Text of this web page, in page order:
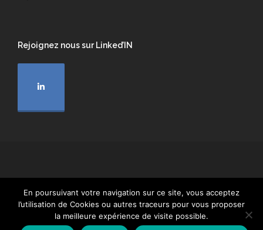
Rejoignez nous sur Linked’IN
Conditions générales d’utilisation
Mentions légales
Politique de confidentialité
Politique RGPD
En poursuivant votre navigation sur ce site, vous acceptez
l’utilisation de Cookies ou autres traceurs pour vous proposer
la meilleure expérience de visite possible.